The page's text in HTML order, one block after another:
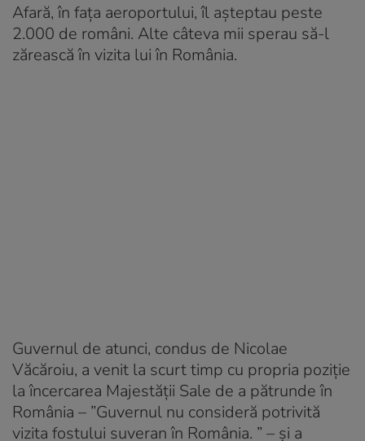
Afară, în fața aeroportului, îl așteptau peste
2.000 de români. Alte câteva mii sperau să-l
zărească în vizita lui în România.
Guvernul de atunci, condus de Nicolae
Văcăroiu, a venit la scurt timp cu propria poziție
la încercarea Majestății Sale de a pătrunde în
România – ”Guvernul nu consideră potrivită
vizita fostului suveran în România. ” – și a